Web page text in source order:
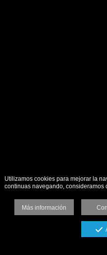
Utilizamos cookies para mejorar la
continuas navegando, consideramos
Más información